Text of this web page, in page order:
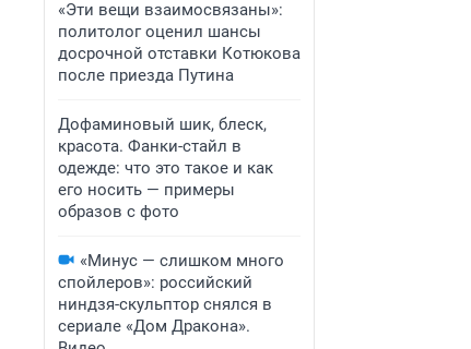
«Эти вещи взаимосвязаны»:
политолог оценил шансы
досрочной отставки Котюкова
после приезда Путина
Дофаминовый шик, блеск,
красота. Фанки-стайл в
одежде: что это такое и как
его носить — примеры
образов с фото
«Минус — слишком много
спойлеров»: российский
ниндзя-скульптор снялся в
сериале «Дом Дракона».